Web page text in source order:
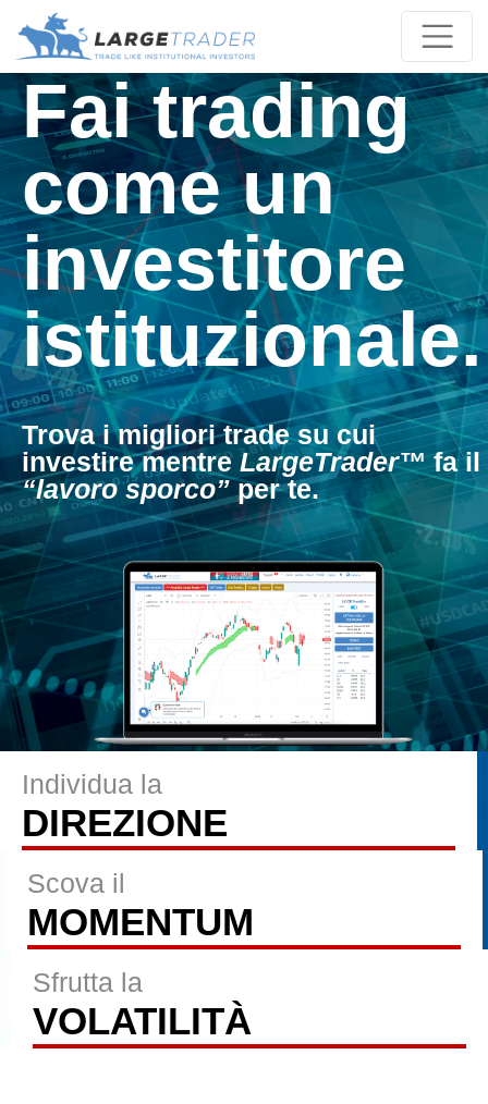
Fai trading
come un
investitore
istituzionale.
Trova i migliori trade su cui
investire mentre LargeTrader™fa il
“lavoro sporco”per te.
Individua la
DIREZIONE
Scova il
MOMENTUM
Sfrutta la
VOLATILITÀ